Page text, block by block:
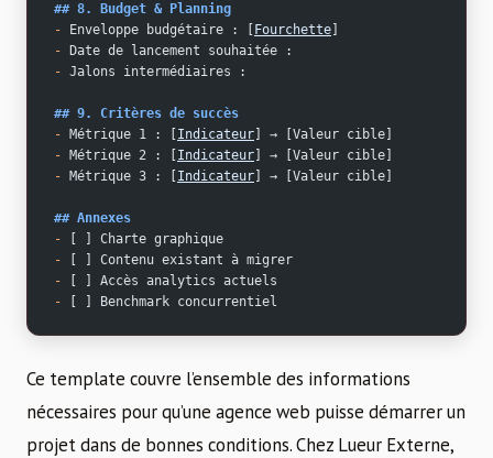
## 8. Budget & Planning
- Enveloppe budgétaire : [ Fourchette
- Date de lancement souhaitée :
- Jalons intermédiaires :
## 9. Critères de succès
- Métrique 1 : [ Indicateur ] → [Valeur cible]
- Métrique 2 : [ Indicateur ] → [Valeur cible]
- Métrique 3 : [ Indicateur ] → [Valeur cible]
## Annexes
- [ ] Charte graphique
- [ ] Contenu existant à migrer
- [ ] Accès analytics actuels
- [ ] Benchmark concurrentiel
Ce template couvre l’ensemble des informations
nécessaires pour qu’une agence web puisse démarrer un
projet dans de bonnes conditions. Chez Lueur Externe,